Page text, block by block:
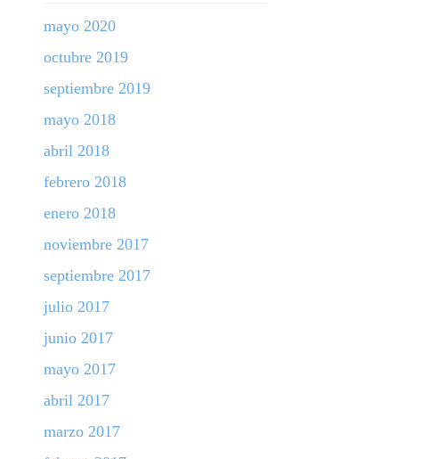
mayo 2020
octubre 2019
septiembre 2019
mayo 2018
abril 2018
febrero 2018
enero 2018
noviembre 2017
septiembre 2017
julio 2017
junio 2017
mayo 2017
abril 2017
marzo 2017